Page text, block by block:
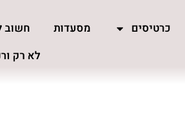
כרטיסים מסעדות חשוב
לא רק